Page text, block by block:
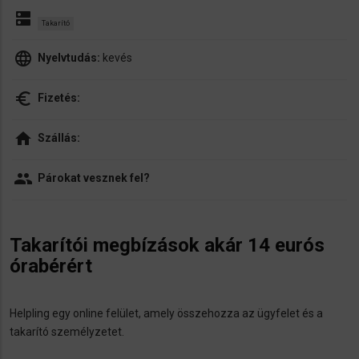
dns Takarító
language Nyelvtudás: kevés
euro_symbol Fizetés:
home Szállás:
people Párokat vesznek fel?
Takarítói megbízások akár 14 eurós
órabérért
Helpling egy online felület, amely összehozza az ügyfelet és a
takarító személyzetet.